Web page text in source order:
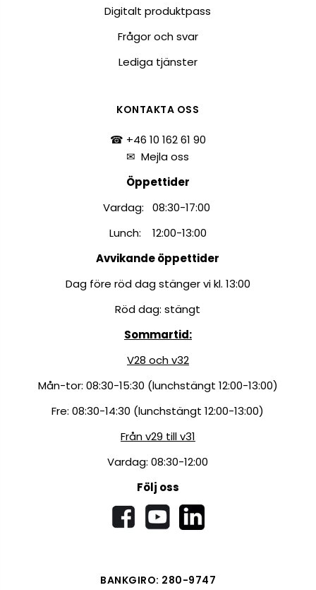
Digitalt produktpass
Frågor och svar
Lediga tjänster
KONTAKTA OSS
☎ +46 10 162 61 90
✉Mejla oss
Öppettider
Vardag: 08:30-17:00
Lunch: 12:00-13:00
Avvikande öppettider
Dag före röd dag stänger vi kl. 13:00
Röd dag: stängt
Sommartid:
V28 och v32
Mån-tor: 08:30-15:30 (lunchstängt 12:00-13:00)
Fre: 08:30-14:30 (lunchstängt 12:00-13:00)
Från v29 till v31
Vardag: 08:30-12:00
Följ oss
BANKGIRO: 280-9747